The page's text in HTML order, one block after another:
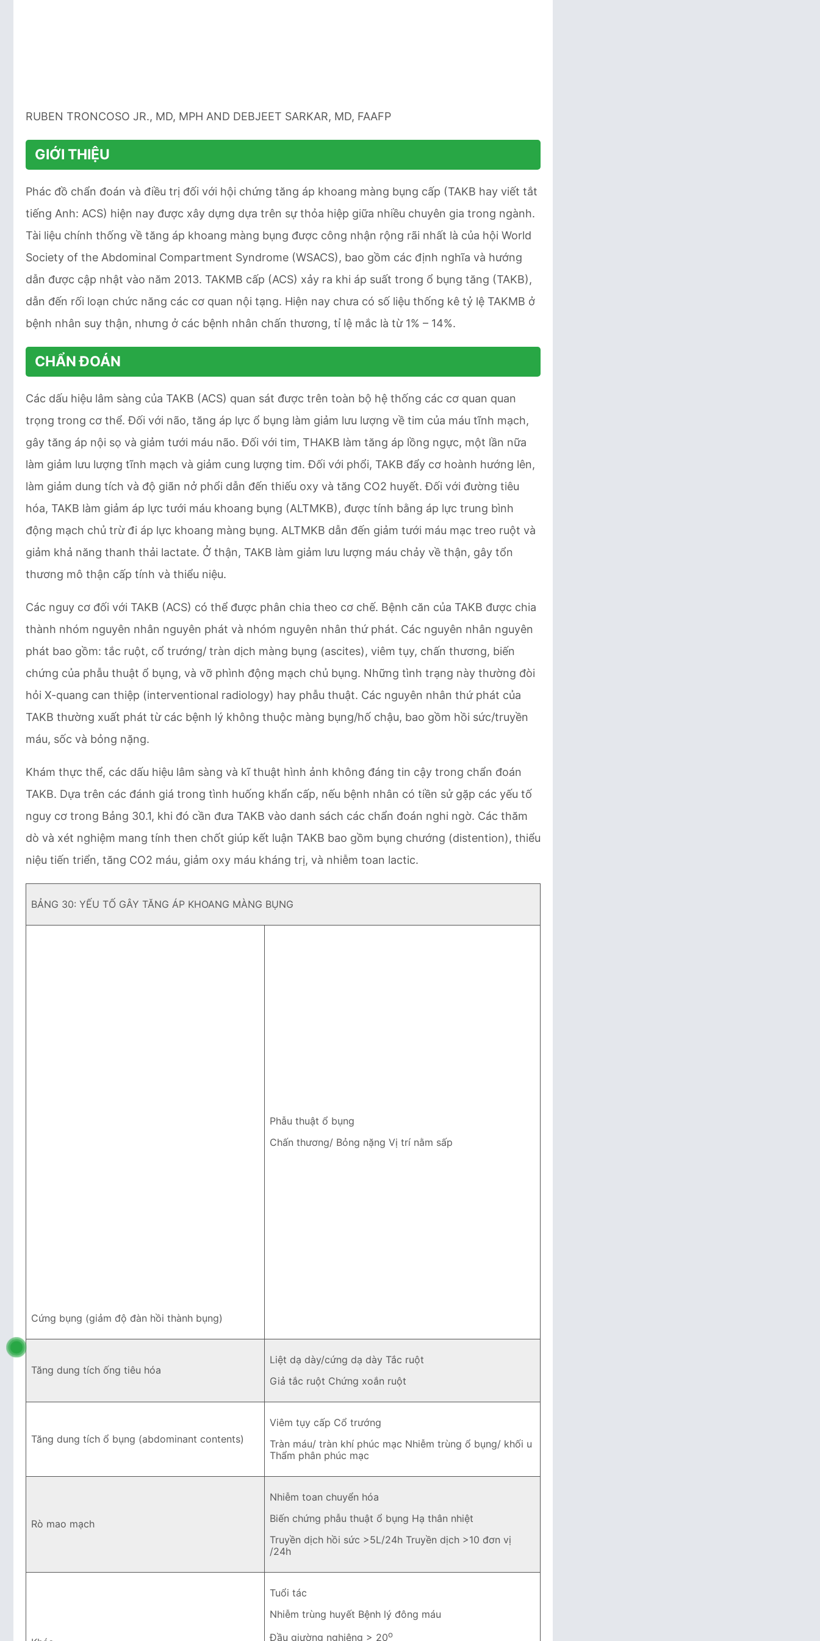
RUBEN TRONCOSO JR., MD, MPH AND DEBJEET SARKAR, MD, FAAFP
GIỚI THIỆU
Phác đồ chẩn đoán và điều trị đối với hội chứng tăng áp khoang màng bụng cấp (TAKB hay viết tắt
tiếng Anh: ACS) hiện nay được xây dựng dựa trên sự thỏa hiệp giữa nhiều chuyên gia trong ngành.
Tài liệu chính thống về tăng áp khoang màng bụng được công nhận rộng rãi nhất là của hội World
Society of the Abdominal Compartment Syndrome (WSACS), bao gồm các định nghĩa và hướng
dẫn được cập nhật vào năm 2013. TAKMB cấp (ACS) xảy ra khi áp suất trong ổ bụng tăng (TAKB),
dẫn đến rối loạn chức năng các cơ quan nội tạng. Hiện nay chưa có số liệu thống kê tỷ lệ TAKMB ở
bệnh nhân suy thận, nhưng ở các bệnh nhân chấn thương, tỉ lệ mắc là từ 1% – 14%.
CHẨN ĐOÁN
Các dấu hiệu lâm sàng của TAKB (ACS) quan sát được trên toàn bộ hệ thống các cơ quan quan
trọng trong cơ thể. Đối với não, tăng áp lực ổ bụng làm giảm lưu lượng về tim của máu tĩnh mạch,
gây tăng áp nội sọ và giảm tưới máu não. Đối với tim, THAKB làm tăng áp lồng ngực, một lần nữa
làm giảm lưu lượng tĩnh mạch và giảm cung lượng tim. Đối với phổi, TAKB đẩy cơ hoành hướng lên,
làm giảm dung tích và độ giãn nở phổi dẫn đến thiếu oxy và tăng CO2 huyết. Đối với đường tiêu
hóa, TAKB làm giảm áp lực tưới máu khoang bụng (ALTMKB), được tính bằng áp lực trung bình
động mạch chủ trừ đi áp lực khoang màng bụng. ALTMKB dẫn đến giảm tưới máu mạc treo ruột và
giảm khả năng thanh thải lactate. Ở thận, TAKB làm giảm lưu lượng máu chảy về thận, gây tổn
thương mô thận cấp tính và thiểu niệu.
Các nguy cơ đối với TAKB (ACS) có thể được phân chia theo cơ chế. Bệnh căn của TAKB được chia
thành nhóm nguyên nhân nguyên phát và nhóm nguyên nhân thứ phát. Các nguyên nhân nguyên
phát bao gồm: tắc ruột, cổ trướng/ tràn dịch màng bụng (ascites), viêm tụy, chấn thương, biến
chứng của phẫu thuật ổ bụng, và vỡ phình động mạch chủ bụng. Những tình trạng này thường đòi
hỏi X-quang can thiệp (interventional radiology) hay phẫu thuật. Các nguyên nhân thứ phát của
TAKB thường xuất phát từ các bệnh lý không thuộc màng bụng/hố chậu, bao gồm hồi sức/truyền
máu, sốc và bỏng nặng.
Khám thực thể, các dấu hiệu lâm sàng và kĩ thuật hình ảnh không đáng tin cậy trong chẩn đoán
TAKB. Dựa trên các đánh giá trong tình huống khẩn cấp, nếu bệnh nhân có tiền sử gặp các yếu tố
nguy cơ trong Bảng 30.1, khi đó cần đưa TAKB vào danh sách các chẩn đoán nghi ngờ. Các thăm
dò và xét nghiệm mang tính then chốt giúp kết luận TAKB bao gồm bụng chướng (distention), thiểu
niệu tiến triển, tăng CO2 máu, giảm oxy máu kháng trị, và nhiễm toan lactic.
BẢNG 30: YẾU TỐ GÂY TĂNG ÁP KHOANG MÀNG BỤNG
Cứng bụng (giảm độ đàn hồi thành bụng)
Phẫu thuật ổ bụng
Chấn thương/ Bỏng nặng Vị trí nằm sấp
Tăng dung tích ống tiêu hóa
Liệt dạ dày/cứng dạ dày Tắc ruột
Giả tắc ruột Chứng xoắn ruột
Tăng dung tích ổ bụng (abdominant contents)
Viêm tụy cấp Cổ trướng
Tràn máu/ tràn khí phúc mạc Nhiễm trùng ổ bụng/ khối u
Thẩm phân phúc mạc
Rò mao mạch
Nhiễm toan chuyển hóa
Biến chứng phẫu thuật ổ bụng Hạ thân nhiệt
Truyền dịch hồi sức >5L/24h Truyền dịch >10 đơn vị
/24h
Tuổi tác
Nhiễm trùng huyết Bệnh lý đông máu
Đầu giường nghiêng > 20o